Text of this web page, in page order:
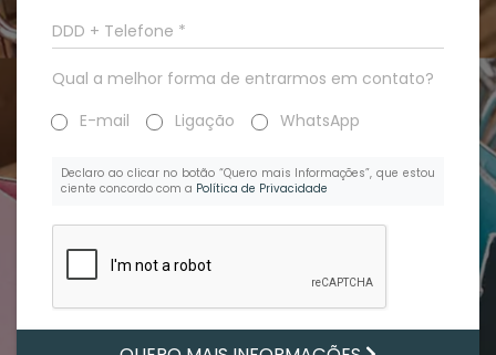
DDD + Telefone *
Qual a melhor forma de entrarmos em contato?
E-mail
Ligação WhatsApp
Declaro ao clicar no botão “Quero mais Informações”, que estou
ciente concordo com a Política de Privacidade